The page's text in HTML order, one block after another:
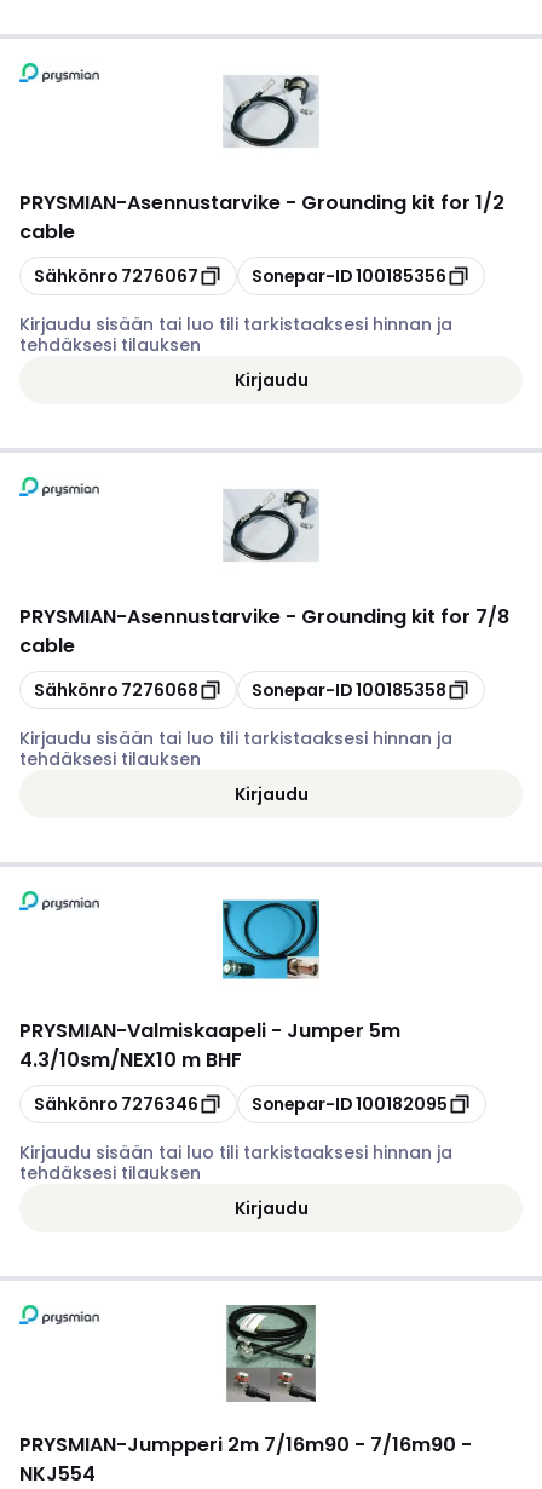
PRYSMIAN-Asennustarvike - Grounding kit for 1/2
cable
Kopioi
Sähkönro 7276067 Kopioi
Sonepar-ID100185356
Kirjaudu sisään tai luo tili tarkistaaksesi hinnan ja
tehdäksesi tilauksen
Kirjaudu
PRYSMIAN-Asennustarvike - Grounding kit for 7/8
cable
Kopioi
Sähkönro 7276068 Kopioi
Sonepar-ID100185358
Kirjaudu sisään tai luo tili tarkistaaksesi hinnan ja
tehdäksesi tilauksen
Kirjaudu
PRYSMIAN-Valmiskaapeli - Jumper 5m
4.3/10sm/NEX10 m BHF
Kopioi
Sähkönro 7276346 Kopioi
Sonepar-ID100182095
Kirjaudu sisään tai luo tili tarkistaaksesi hinnan ja
tehdäksesi tilauksen
Kirjaudu
PRYSMIAN-Jumpperi 2m 7/16m90 - 7/16m90 -
NKJ554